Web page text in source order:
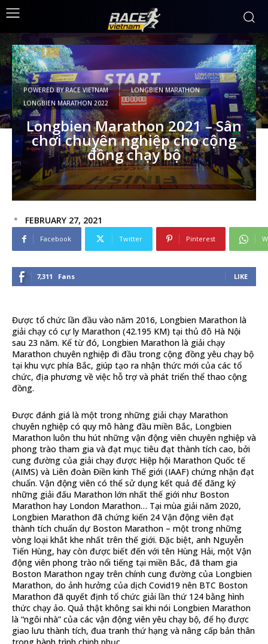
POWERED BY RACE VIETNAM
LONGBIEN MARATHON
LONGBIEN MARATHON 2022
Longbien Marathon 2021 – Sân
chơi chuyên nghiệp cho cộng
đồng chạy bộ
FEBRUARY 27, 2021
Facebook Twitter Pinterest
7,311 Fans LIKE
Được tổ chức lần đầu vào năm 2016, Longbien Marathon là
giải chạy có cự ly Marathon (42.195 KM) tại thủ đô Hà Nội
sau 23 năm. Kể từ đó, Longbien Marathon là giải chạy
Marathon chuyên nghiệp đi đầu trong cộng đồng yêu chạy bộ
tại khu vực phía Bắc, giúp tạo ra nhận thức mới của các tổ
chức, địa phương về việc hỗ trợ và phát triển thể thao cộng
đồng.
Được đánh giá là một trong những giải chạy Marathon
chuyên nghiệp có quy mô hàng đầu miền Bắc, Longbien
Marathon luôn thu hút những vận động viên chuyên nghiệp và
phong trào tham gia và đạt mục tiêu đạt thành tích cao, bởi
cung đường của giải chạy được Hiệp hội Marathon Quốc tế
(AIMS) và Liên đoàn Điền kinh Thế giới (IAAF) chứng nhận đạt
chuẩn. Vận động viên có thể sử dụng kết quả để đăng ký
những giải đấu Marathon lớn nhất thế giới như Boston
Marathon hay London Marathon… Tại mùa giải năm 2020,
Longbien Marathon đã chứng kiến 24 Vận động viên đạt
thành tích chuẩn dự Boston Marathon – một trong những
vòng loại khắt khe nhất trên thế giới. Đặc biệt, anh Nguyễn
Tiến Hùng, hay còn được biết đến với tên Hùng Hải, một Vận
động viên phong trào nổi tiếng tại miền Bắc, đã tham gia
Boston Marathon ngay trên chính cung đường của Longbien
Marathon, do ảnh hưởng của dịch Covid19 nên BTC Boston
Marathon đã quyết định tổ chức giải lần thứ 124 bằng hình
thức chạy ảo. Quả thật không sai khi nói Longbien Marathon
là “ngôi nhà” của các vận động viên yêu chạy bộ, để họ được
giao lưu thành tích, đua tranh thứ hạng và nâng cấp bản thân